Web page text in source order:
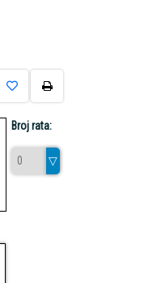
Broj rata: